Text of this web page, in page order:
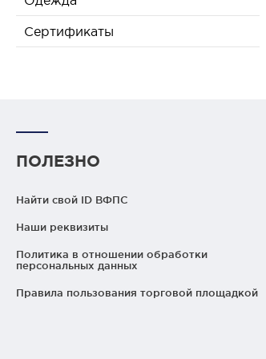
Сертификаты
ПОЛЕЗНО
Найти свой ID ВФПС
Наши реквизиты
Политика в отношении обработки
персональных данных
Правила пользования торговой площадкой